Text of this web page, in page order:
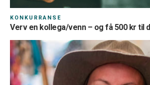
KONKURRANSE
Verv en kollega/venn – og få 500 kr til